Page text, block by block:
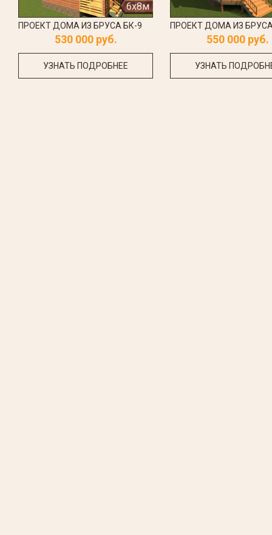
6x8м
ПРОЕКТ ДОМА ИЗ БРУСА БК-9
530 000 руб.
УЗНАТЬ ПОДРОБНЕЕ
ПРОЕКТ ДОМА ИЗ
550 000 руб.
УЗНАТЬ